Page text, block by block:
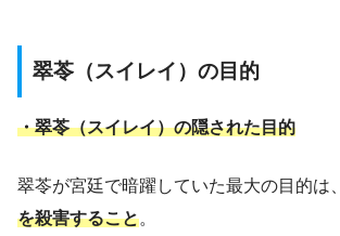
翠苓（スイレイ）の目的
・翠苓（スイレイ）の隠された目的
翠苓が宮廷で暗躍していた最大の目的は、
を殺害すること。